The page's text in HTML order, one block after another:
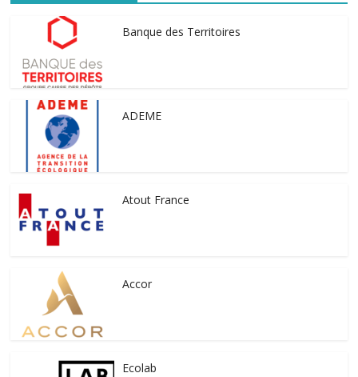
Banque des Territoires
ADEME
Atout France
Accor
Ecolab